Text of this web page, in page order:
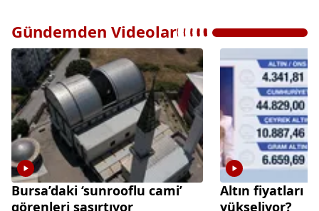
Gündemden Videolar
Bursa’daki ‘sunrooflu cami’
görenleri şaşırtıyor
Altın fiyatları
yükseliyor?